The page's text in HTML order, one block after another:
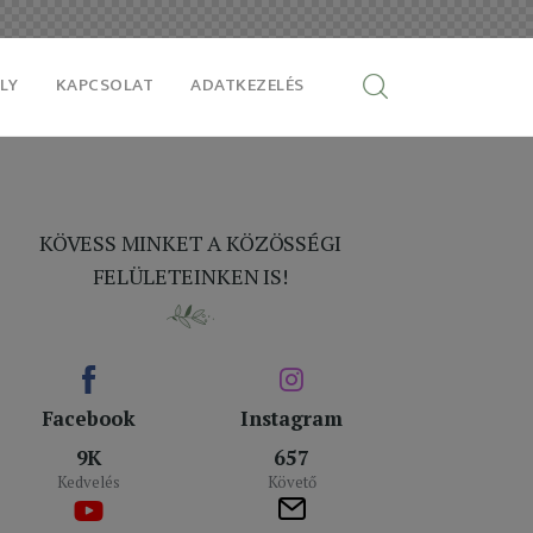
KAPCSOLAT ADATKEZELÉS
KÖVESS MINKET A KÖZÖSSÉGI
FELÜLETEINKEN IS!
Facebook
9K
Kedvelés
Instagram
657
Követő